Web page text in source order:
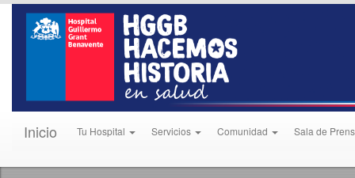
Inicio Tu Hospital Servicios Comunidad Sala de